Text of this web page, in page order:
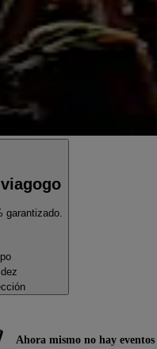
garantizado.
Ahora mismo no hay